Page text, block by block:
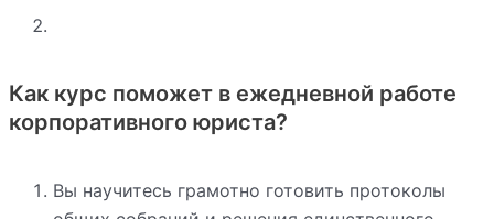
Как курс поможет в ежедневной работе
корпоративного юриста?
Вы научитесь грамотно готовить протоколы